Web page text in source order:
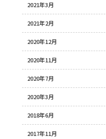
2021年3月
2021年2月
2020年12月
2020年11月
2020年7月
2020年3月
2018年6月
2017年11月